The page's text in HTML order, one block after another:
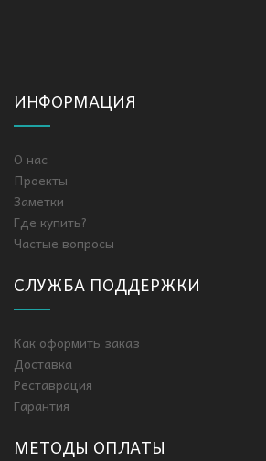
ИНФОРМАЦИЯ
О нас
Проекты
Заметки
Где купить?
Частые вопросы
СЛУЖБА ПОДДЕРЖКИ
Как оформить заказ
Доставка
Реставрация
Гарантия
МЕТОДЫ ОПЛАТЫ